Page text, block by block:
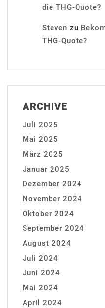
die THG-Quote?
Steven zu
THG-Quote?
ARCHIVE
Juli 2025
Mai 2025
März 2025
Januar 2025
Dezember 2024
November 2024
Oktober 2024
September 2024
August 2024
Juli 2024
Juni 2024
Mai 2024
April 2024